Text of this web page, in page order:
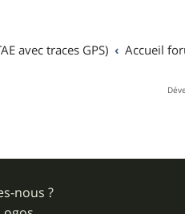
avec traces GPS) Accueil
nous ?